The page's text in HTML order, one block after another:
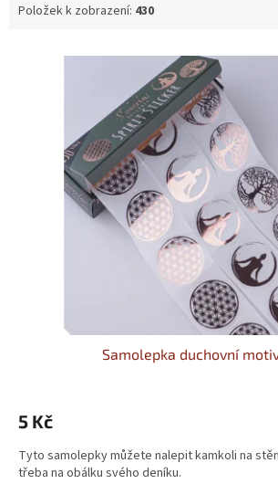
Položek k zobrazení: 430
Výpis produktů
Samolepka duchovní
5 Kč
Tyto samolepky můžete nalepit kamkoli na
třeba na obálku svého deníku.